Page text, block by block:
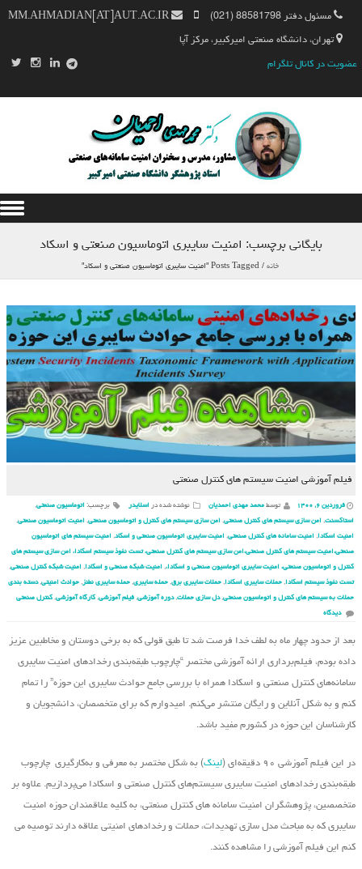
مسئول دفتر 88581798 (021)
تهران، دانشگاه صنعتی امیرکبیر، مرکز آپا
عضویت در کانال تلگرام
بایگانی برچسب: امنیت سایبری اتوماسیون صنعتی و اسکاد
خانه/ Posts Tagged "امنیت سایبری اتوماسیون صنعتی و اسکاد"
فیلم آموزشی امنیت سیستم های کنترل صنعتی
فروردین ۶, ۱۴۰۰ توسط محمد مهدی احمدیان نوشته شده در اسلایدر برچسب: اتوماسیون صنعتی,
استاکسنت, امن سازی سیستم های کنترل صنعتی, امن سازی سیستم های کنترل و اتوماسیون صنعتی, امنیت اتوماسیون صنعتی,
امنیت اسکادا, امنیت سامانه های کنترل صنعتی, امنیت سایبری اتوماسیون صنعتی و اسکاد, امنیت سیستم های اتوماسیون
صنعتی،امنیت سیستم های کنترل صنعتی،امن سازی سیستم های کنترل صنعتی، تست نفوذ سیستم اسکادا، امن سازی سیستم های
کنترل و اتوماسیون صنعتی، امنیت سایبری اتوماسیون صنعتی و اسکادا،, امنیت شبکه صنعتی و اسکادا, امنیت شبکه کنترل صنعتی,
تست نفوذ سیستم اسکادا, حملات سایبری اسکادا, حملات سایبری برق, حمله سایبری, حمله سایبری نطنز , حوادث امنیتی,دسته بندی
حملات به سیستم های کنترل و اتوماسیون صنعتی,دل سازی حملات,دوره آموزشی, فیلم آموزشی, کارگاه آموزشی, کنترل صنعتی
دیدگاه
بعد از حدود چهار ماه به لطف خدا فرصت شد تا طبق قولی که به برخی دوستان و مخاطبین عزیز
داده بودم، فیلم‌برداری ارائه آموزشی مختصر “چارچوب طبقه‌بندی رخدادهای امنیت سایبری
سامانه‌های کنترل صنعتی و اسکادا همراه با بررسی جامع حوادث سایبری این حوزه” را تمام
کنم و به شکل آنلاین و رایگان منتشر می‌کنم. امیدوارم که برای متخصصان، دانشجویان و
کارشناسان این حوزه در کشورم مفید باشد.
در این فیلم آموزشی ۹۰ دقیقه‌ای ( لینک) به شکل مختصر به معرفی و به‌کارگیری چارچوب
طبقه‌بندی رخدادهای امنیت سایبری سیستم‌های کنترل صنعتی و اسکادا می‌پردازیم. علاوه بر
متخصصین، پژوهشگران امنیت سامانه های کنترل صنعتی، به کلیه علاقمندان حوزه امنیت
سایبری که به مباحث مدل سازی تهدیدات، حملات و رخدادهای امنیتی علاقه دارند توصیه می
کنم این فیلم آموزشی را مشاهده کنند.